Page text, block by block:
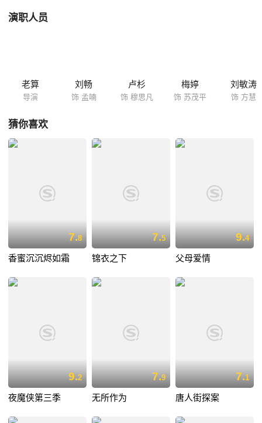
演职人员
老算
导演
刘畅
饰 孟喃
卢杉
饰 穆思凡
梅婷
饰 苏茂平
刘敏涛
饰 方慧
猜你喜欢
7.8
香蜜沉沉烬如霜
7.5
锦衣之下
9.4
父母爱情
9.2
夜魔侠第三季
7.9
无所作为
7.1
唐人街探案